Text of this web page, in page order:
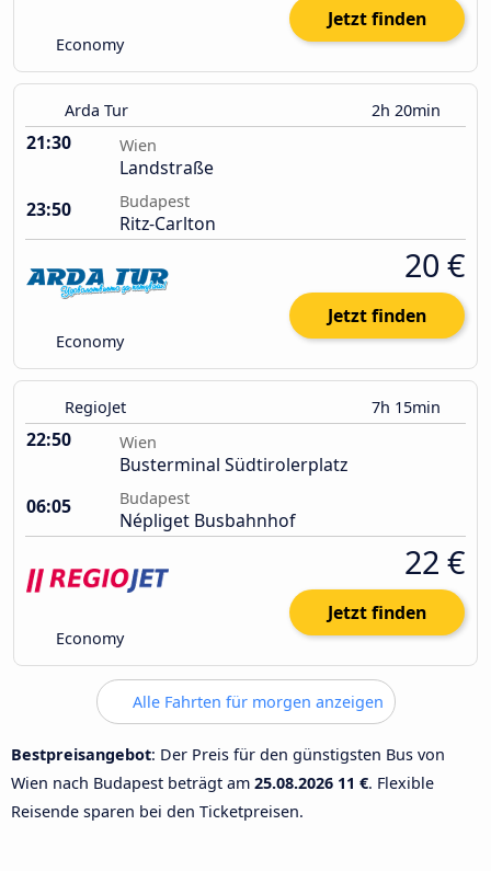
Economy
Jetzt finden
Arda Tur 2h 20min
21:30 Wien
Landstraße
23:50
Budapest
Ritz-Carlton
Economy
20 €
Jetzt finden
RegioJet 7h 15min
22:50 Wien
Busterminal Südtirolerplatz
06:05
Budapest
Népliget Busbahnhof
Economy
22 €
Jetzt finden
Alle Fahrten für morgen anzeigen
Bestpreisangebot: Der Preis für den günstigsten Bus von
Wien nach Budapest beträgt am 25.08.2026 11 €. Flexible
Reisende sparen bei den Ticketpreisen.